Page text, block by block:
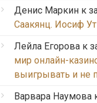
Денис Маркин к
Саакянц. Иосиф
Лейла Егорова к
мир онлайн-
выигрывать и не
Варвара Наумова